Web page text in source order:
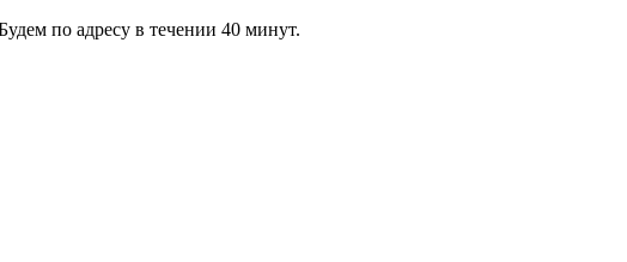
по адресу в течении 40 минут.